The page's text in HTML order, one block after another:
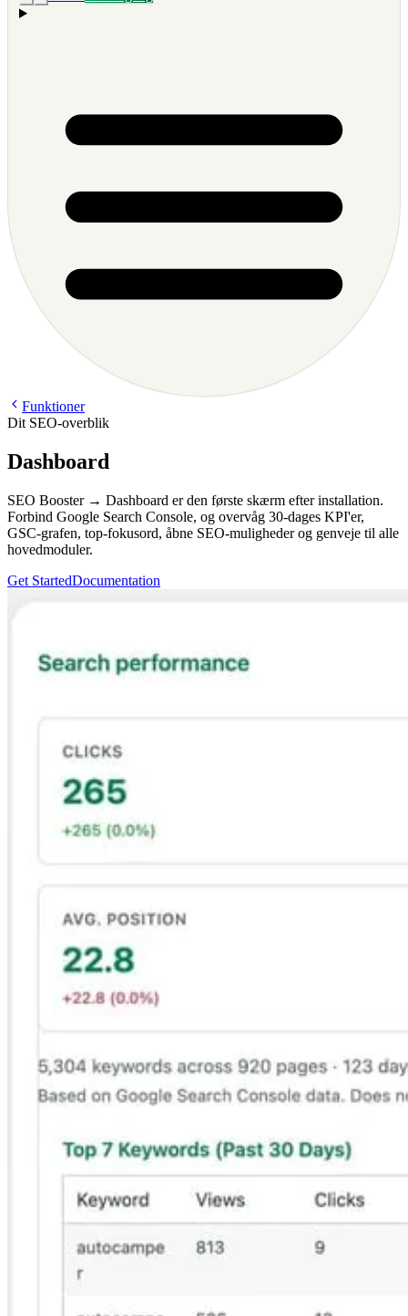
Funktioner
Dit SEO-overblik
Dashboard
SEO Booster → Dashboard er den første skærm efter installation.
Forbind Google Search Console, og overvåg 30-dages KPI'er,
GSC-grafen, top-fokusord, åbne SEO-muligheder og genveje til alle
hovedmoduler.
Get StartedDocumentation